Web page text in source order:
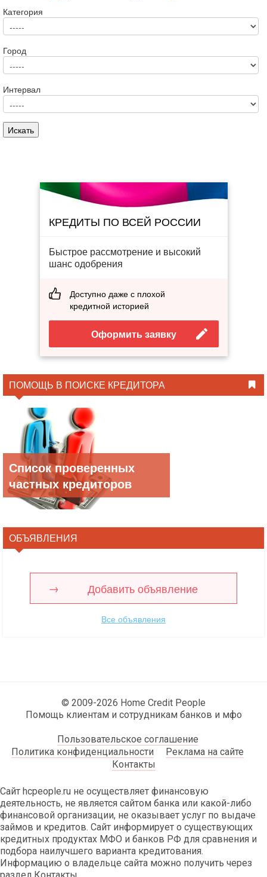
Категория
Город
Интервал
КРЕДИТЫ ПО ВСЕЙ РОССИИ
Быстрое рассмотрение и высокий
шанс одобрения
Доступно даже с плохой
кредитной историей
Оформить заявку
ПОМОЩЬ В ПОИСКЕ КРЕДИТОРА
Список проверенных
частных кредиторов
ОБЪЯВЛЕНИЯ
Добавить объявление
Все объявления
© 2009-2026 Home Credit People
Помощь клиентам и сотрудникам банков и мфо
Пользовательское соглашение
Политика конфиденциальности
Реклама на сайте
Контакты
Сайт hcpeople.ru не осуществляет финансовую
деятельность, не является сайтом банка или какой-либо
финансовой организации, не оказывает услуг по выдаче
займов и кредитов. Сайт информирует о существующих
кредитных продуктах МФО и банков РФ для сравнения и
подбора наилучшего варианта кредитования.
Информацию о владельце сайта можно получить через